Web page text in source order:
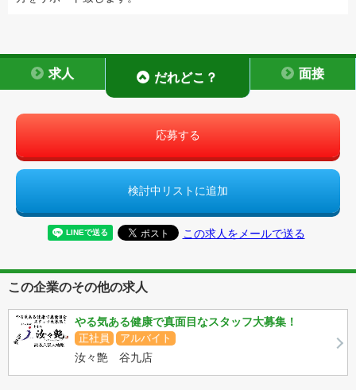
求人 だれどこ？ 面接
応募する
検討中リストに追加
この求人をメールで送る
この企業のその他の求人
やる気ある健康で真面目なスタッフ大募集！
正社員 アルバイト
汝々艶 谷九店